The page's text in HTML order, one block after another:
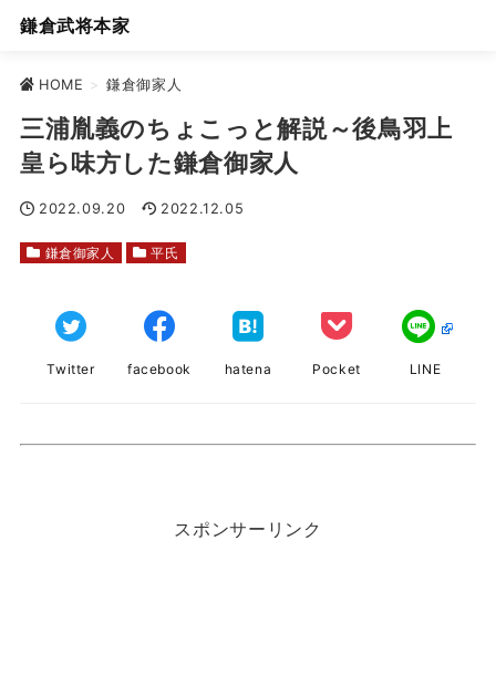
鎌倉武将本家
HOME > 鎌倉御家人
三浦胤義のちょこっと解説～後鳥羽上
皇ら味方した鎌倉御家人
2022.09.20 2022.12.05
鎌倉御家人 平氏
Twitter facebook hatena Pocket LINE
スポンサーリンク